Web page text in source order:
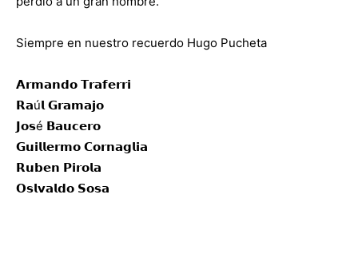
Siempre en nuestro recuerdo Hugo Pucheta
𝗔𝗿𝗺𝗮𝗻𝗱𝗼 𝗧𝗿𝗮𝗳𝗲𝗿𝗿𝗶
𝗥𝗮ú𝗹 𝗚𝗿𝗮𝗺𝗮𝗷𝗼
𝗝𝗼𝘀é 𝗕𝗮𝘂𝗰𝗲𝗿𝗼
𝗚𝘂𝗶𝗹𝗹𝗲𝗿𝗺𝗼 𝗖𝗼𝗿𝗻𝗮𝗴𝗹𝗶𝗮
𝗥𝘂𝗯𝗲𝗻 𝗣𝗶𝗿𝗼𝗹𝗮
𝗢𝘀𝗹𝘃𝗮𝗹𝗱𝗼 𝗦𝗼𝘀𝗮